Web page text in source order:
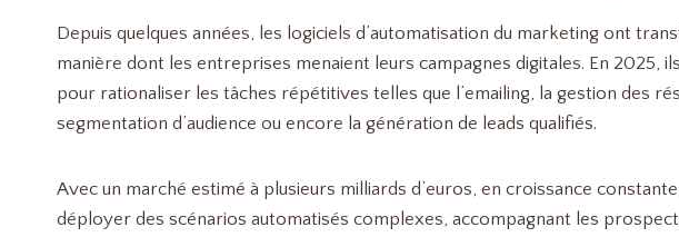
Depuis quelques années, les logiciels d’automatisation du marketing ont
manière dont les entreprises menaient leurs campagnes digitales. En 2025,
pour rationaliser les tâches répétitives telles que l’emailing, la gestion des
segmentation d’audience ou encore la génération de leads qualifiés.
Avec un marché estimé à plusieurs milliards d’euros, en croissance
déployer des scénarios automatisés complexes, accompagnant les